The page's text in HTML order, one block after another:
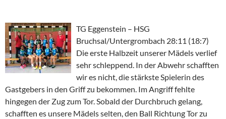
TG Eggenstein – HSG
Bruchsal/Untergrombach 28:11 (18:7)
Die erste Halbzeit unserer Mädels verlief
sehr schleppend. In der Abwehr schafften
wir es nicht, die stärkste Spielerin des
Gastgebers in den Griff zu bekommen. Im Angriff fehlte
hingegen der Zug zum Tor. Sobald der Durchbruch gelang,
schafften es unsere Mädels selten, den Ball Richtung Tor zu